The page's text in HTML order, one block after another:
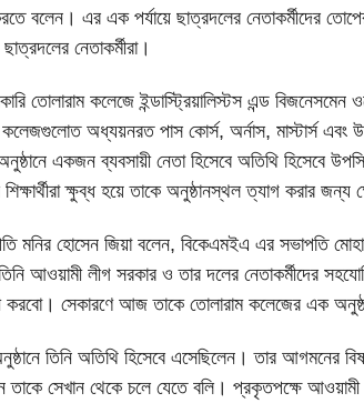
বলেন। এর এক পর্যায়ে ছাত্রদলের নেতাকর্মীদের
নেতাকর্মীরা।
তোলারাম কলেজে ইন্ডাস্ট্রিয়ালিস্টস এন্ড বিজনেসমেন
অধ্যয়নরত পাস কোর্স, অর্নাস, মাস্টার্স এবং
একজন ব্যবসায়ী নেতা হিসেবে অতিথি হিসেবে
ক্ষুব্ধ হয়ে তাকে অনুষ্ঠানস্থল ত্যাগ করার
মনির হোসেন জিয়া বলেন, বিকেএমইএ এর সভাপতি
আওয়ামী লীগ সরকার ও তার দলের নেতাকর্মীদের
করবো। সেকারণে আজ তাকে তোলারাম কলেজের এক
তিনি অতিথি হিসেবে এসেছিলেন। তার আগমনের
তাকে সেখান থেকে চলে যেতে বলি। প্রকৃতপক্ষে